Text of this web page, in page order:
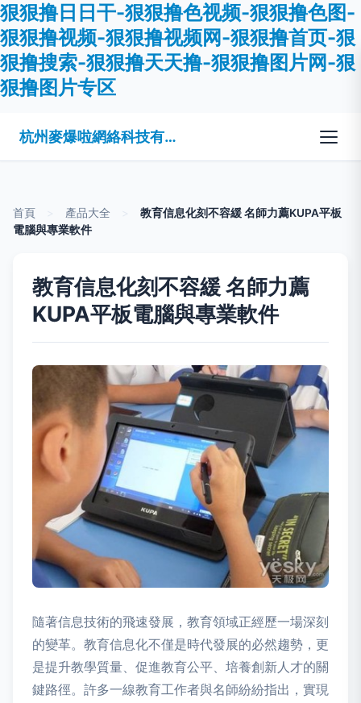
狠狠撸日日干-狠狠撸色视频-狠狠撸色图-
狠狠撸视频-狠狠撸视频网-狠狠撸首页-狠
狠撸搜索-狠狠撸天天撸-狠狠撸图片网-狠
狠撸图片专区
杭州麥爆啦網絡科技有限公司
首頁 產品大全
教育信息化刻不容緩 名師力薦KUPA平板
電腦與專業軟件
教育信息化刻不容緩 名師力薦
KUPA平板電腦與專業軟件
隨著信息技術的飛速發展，教育領域正經歷一場深刻
的變革。教育信息化不僅是時代發展的必然趨勢，更
是提升教學質量、促進教育公平、培養創新人才的關
鍵路徑。許多一線教育工作者與名師紛紛指出，實現